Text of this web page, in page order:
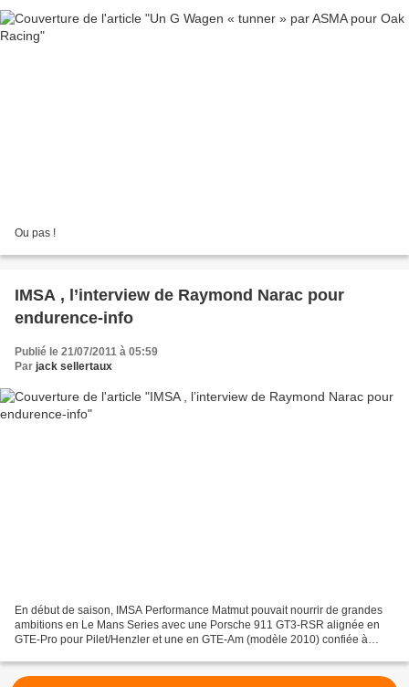
Ou pas !
IMSA , l’interview de Raymond Narac pour
endurence-info
Publié le 21/07/2011 à 05:59
Par jack sellertaux
En début de saison, IMSA Performance Matmut pouvait nourrir de grandes
ambitions en Le Mans Series avec une Porsche 911 GT3-RSR alignée en
GTE-Pro pour Pilet/Henzler et une en GTE-Am (modèle 2010) confiée à